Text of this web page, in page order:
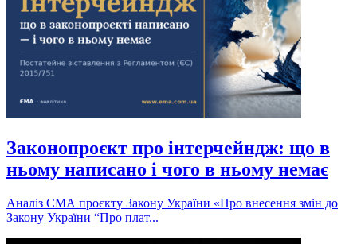
Законопроєкт про інтерчейндж: що в
ньому написано і чого в ньому немає
Аналіз ЄМА проєкту Закону України «Про внесення змін до
Закону України “Про плат...